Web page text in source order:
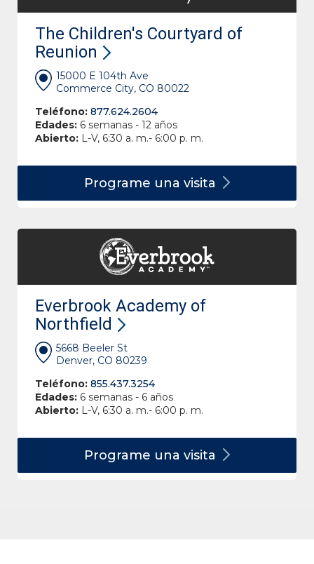
The Children's Courtyard of
Reunion
15000 E 104th Ave
Commerce City, CO 80022
Teléfono: 877.624.2604
Edades: 6 semanas - 12 años
Abierto: L-V, 6:30 a. m.- 6:00 p. m.
Programe una visita
Everbrook Academy of
Northfield
5668 Beeler St
Denver, CO 80239
Teléfono: 855.437.3254
Edades: 6 semanas - 6 años
Abierto: L-V, 6:30 a. m.- 6:00 p. m.
Programe una visita